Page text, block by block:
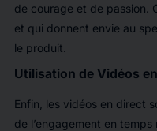
de courage et de passion.
et qui donnent envie au
le produit.
Utilisation de Vidéos
Enfin, les vidéos en direct
de l’engagement en